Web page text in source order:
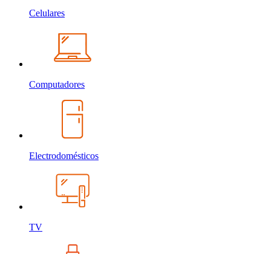
Celulares
Computadores
Electrodomésticos
TV